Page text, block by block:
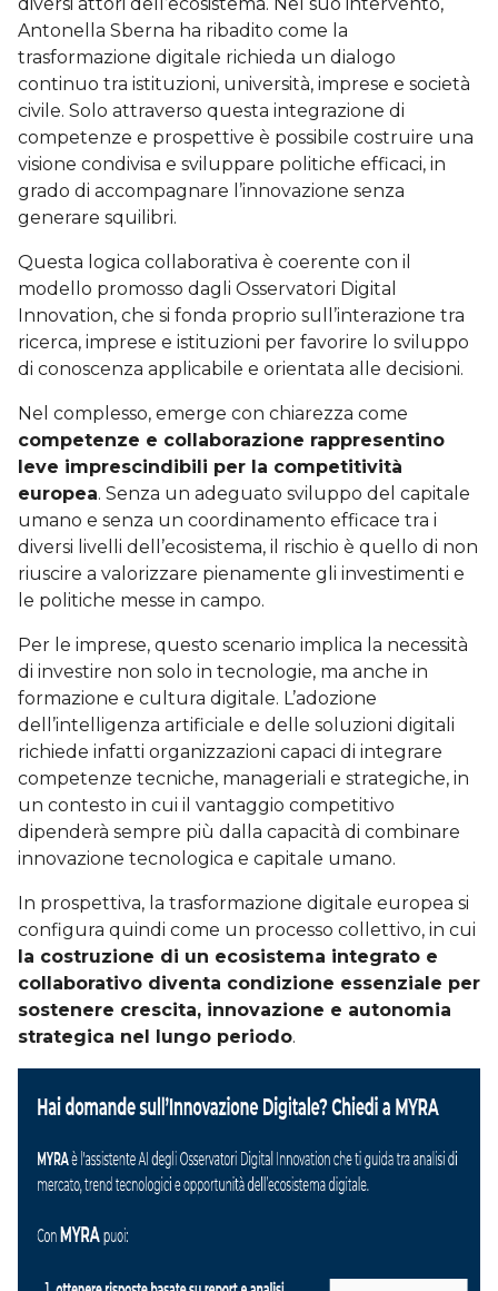
Antonella Sberna ha ribadito come la
trasformazione digitale richieda un dialogo
continuo tra istituzioni, università, imprese e società
civile. Solo attraverso questa integrazione di
competenze e prospettive è possibile costruire una
visione condivisa e sviluppare politiche efficaci, in
grado di accompagnare l’innovazione senza
generare squilibri.
Questa logica collaborativa è coerente con il
modello promosso dagli Osservatori Digital
Innovation, che si fonda proprio sull’interazione tra
ricerca, imprese e istituzioni per favorire lo sviluppo
di conoscenza applicabile e orientata alle decisioni.
Nel complesso, emerge con chiarezza come
competenze e collaborazione rappresentino
leve imprescindibili per la competitività
europea. Senza un adeguato sviluppo del capitale
umano e senza un coordinamento efficace tra i
diversi livelli dell’ecosistema, il rischio è quello di non
riuscire a valorizzare pienamente gli investimenti e
le politiche messe in campo.
Per le imprese, questo scenario implica la necessità
di investire non solo in tecnologie, ma anche in
formazione e cultura digitale. L’adozione
dell’intelligenza artificiale e delle soluzioni digitali
richiede infatti organizzazioni capaci di integrare
competenze tecniche, manageriali e strategiche, in
un contesto in cui il vantaggio competitivo
dipenderà sempre più dalla capacità di combinare
innovazione tecnologica e capitale umano.
In prospettiva, la trasformazione digitale europea si
configura quindi come un processo collettivo, in cui
la costruzione di un ecosistema integrato e
collaborativo diventa condizione essenziale per
sostenere crescita, innovazione e autonomia
strategica nel lungo periodo.